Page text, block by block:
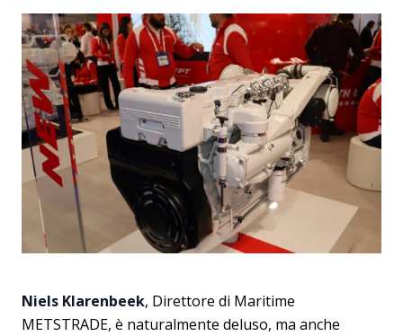
Niels Klarenbeek, Direttore di Maritime
METSTRADE, è naturalmente deluso, ma anche